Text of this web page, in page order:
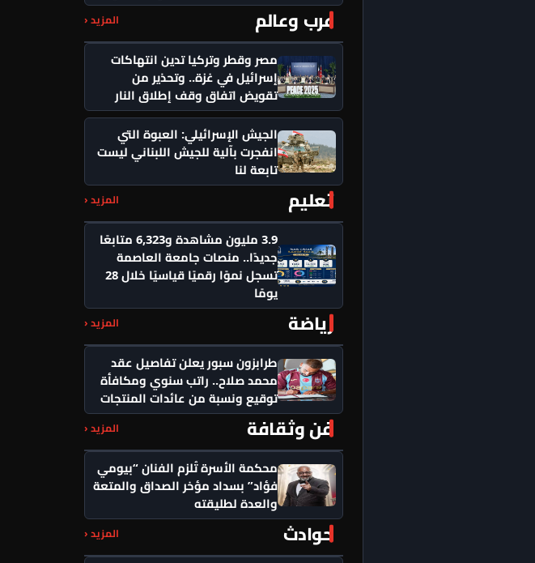
عرب وعالم المزيد ‹
مصر وقطر وتركيا تدين انتهاكات
إسرائيل في غزة.. وتحذير من
تقويض اتفاق وقف إطلاق النار
الجيش الإسرائيلي: العبوة التي
انفجرت بآلية للجيش اللبناني ليست
تابعة لنا
تعليم المزيد ‹
3.9 مليون مشاهدة و6,323 متابعًا
جديدًا.. منصات جامعة العاصمة
تسجل نموًا رقميًا قياسيًا خلال 28
يومًا
رياضة المزيد ‹
طرابزون سبور يعلن تفاصيل عقد
محمد صلاح.. راتب سنوي ومكافأة
توقيع ونسبة من عائدات المنتجات
فن وثقافة المزيد ‹
محكمة الأسرة تُلزم الفنان “بيومي
فؤاد” بسداد مؤخر الصداق والمتعة
والعدة لطليقته
حوادث المزيد ‹